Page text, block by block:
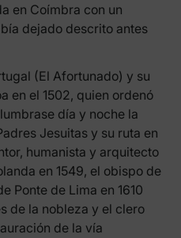
en Coímbra con un
dejado descrito antes
(El Afortunado) y su
en el 1502, quien ordenó
día y noche la
Jesuitas y su ruta en
humanista y arquitecto
en 1549, el obispo de
Ponte de Lima en 1610
de la nobleza y el clero
de la vía